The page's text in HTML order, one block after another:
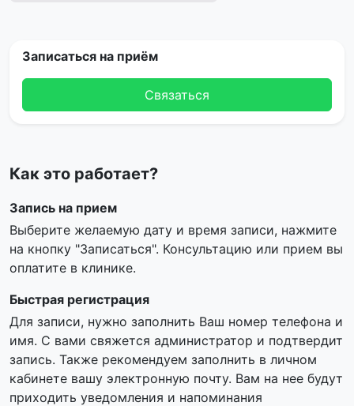
Записаться на приём
Связаться
Как это работает?
Запись на прием
Выберите желаемую дату и время записи, нажмите
на кнопку "Записаться". Консультацию или прием вы
оплатите в клинике.
Быстрая регистрация
Для записи, нужно заполнить Ваш номер телефона и
имя. С вами свяжется администратор и подтвердит
запись. Также рекомендуем заполнить в личном
кабинете вашу электронную почту. Вам на нее будут
приходить уведомления и напоминания